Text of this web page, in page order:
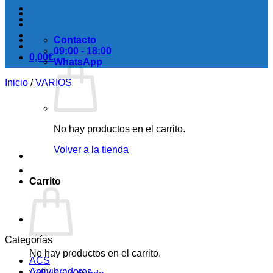
0,00€
No hay productos en el carrito.
Volver a la tienda
Carrito
No hay productos en el carrito.
Contacto
09:00 - 18:00
WhatsApp
Inicio / VARIOS
Categorías
ACS